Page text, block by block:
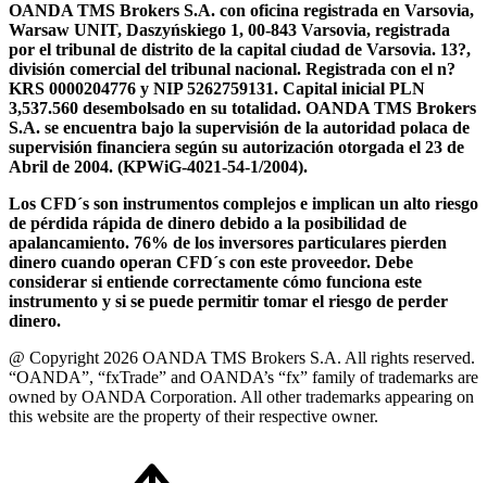
OANDA TMS Brokers S.A. con oficina registrada en Varsovia,
Warsaw UNIT, Daszyńskiego 1, 00-843 Varsovia, registrada
por el tribunal de distrito de la capital ciudad de Varsovia. 13?,
división comercial del tribunal nacional. Registrada con el n?
KRS 0000204776 y NIP 5262759131. Capital inicial PLN
3,537.560 desembolsado en su totalidad. OANDA TMS Brokers
S.A. se encuentra bajo la supervisión de la autoridad polaca de
supervisión financiera según su autorización otorgada el 23 de
Abril de 2004. (KPWiG-4021-54-1/2004).
Los CFD´s son instrumentos complejos e implican un alto riesgo
de pérdida rápida de dinero debido a la posibilidad de
apalancamiento. 76% de los inversores particulares pierden
dinero cuando operan CFD´s con este proveedor. Debe
considerar si entiende correctamente cómo funciona este
instrumento y si se puede permitir tomar el riesgo de perder
dinero.
@ Copyright 2026 OANDA TMS Brokers S.A. All rights reserved.
“OANDA”, “fxTrade” and OANDA’s “fx” family of trademarks are
owned by OANDA Corporation. All other trademarks appearing on
this website are the property of their respective owner.